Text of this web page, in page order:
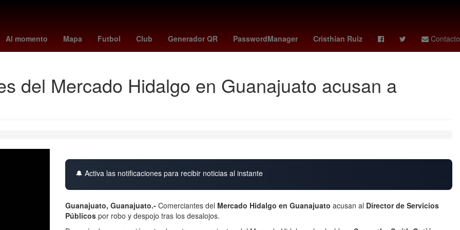
Al momento Mapa Futbol Club Generador QR PasswordManager Cristhian Ruiz Contacto
francia vs marruecos 2022 agencia estatal de meteorología Erling Haaland erling haland Odontología halaand marta kostiuk
del Mercado Hidalgo en Guanajuato acusan a
🔔 Activa las notificaciones para recibir noticias al instante
Guanajuato, Guanajuato.- Comerciantes del Mercado Hidalgo en Guanajuato acusan al Director de Servicios
Públicos por robo y despojo tras los desalojos.